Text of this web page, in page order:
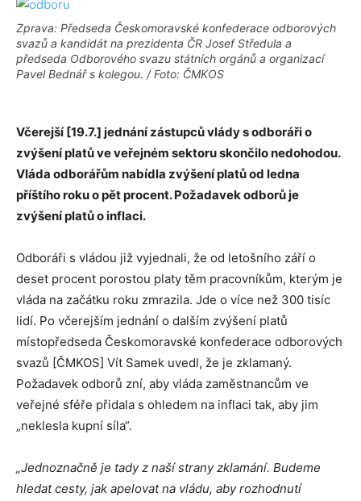
Zprava: Předseda Českomoravské konfederace odborových
svazů a kandidát na prezidenta ČR Josef Středula a
předseda Odborového svazu státních orgánů a organizací
Pavel Bednář s kolegou. / Foto: ČMKOS
Včerejší [19.7.] jednání zástupců vlády s odboráři o
zvýšení platů ve veřejném sektoru skončilo nedohodou.
Vláda odborářům nabídla zvýšení platů od ledna
příštího roku o pět procent. Požadavek odborů je
zvýšení platů o inflaci.
Odboráři s vládou již vyjednali, že od letošního září o
deset procent porostou platy těm pracovníkům, kterým je
vláda na začátku roku zmrazila. Jde o více než 300 tisíc
lidí. Po včerejším jednání o dalším zvýšení platů
místopředseda Českomoravské konfederace odborových
svazů [ČMKOS] Vít Samek uvedl, že je zklamaný.
Požadavek odborů zní, aby vláda zaměstnancům ve
veřejné sféře přidala s ohledem na inflaci tak, aby jim
„neklesla kupní síla“.
„Jednoznačně je tady z naší strany zklamání. Budeme
hledat cesty, jak apelovat na vládu, aby rozhodnutí